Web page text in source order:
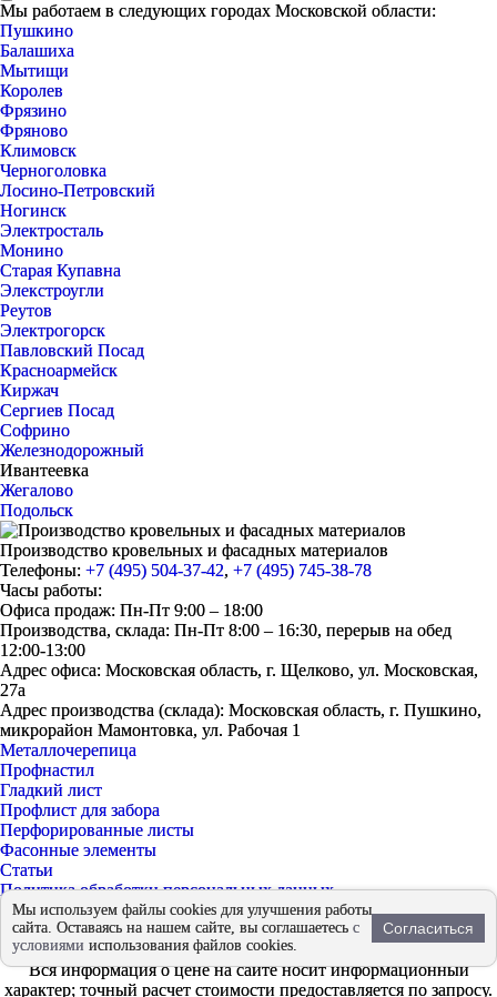
Мы работаем в следующих городах Московской области:
Пушкино
Балашиха
Мытищи
Королев
Фрязино
Фряново
Климовск
Черноголовка
Лосино-Петровский
Ногинск
Электросталь
Монино
Старая Купавна
Элекстроугли
Реутов
Электрогорск
Павловский Посад
Красноармейск
Киржач
Сергиев Посад
Софрино
Железнодорожный
Ивантеевка
Жегалово
Подольск
Производство кровельных и фасадных материалов
Телефоны: +7 (495) 504-37-42, +7 (495) 745-38-78
Часы работы:
Офиса продаж: Пн-Пт 9:00 – 18:00
Производства, склада: Пн-Пт 8:00 – 16:30, перерыв на обед
12:00-13:00
Адрес офиса: Московская область, г. Щелково, ул. Московская,
27а
Адрес производства (склада): Московская область, г. Пушкино,
микрорайон Мамонтовка, ул. Рабочая 1
Металлочерепица
Профнастил
Гладкий лист
Профлист для забора
Перфорированные листы
Фасонные элементы
Статьи
Политика обработки персональных данных
Согласие на обработку персональных данных
© 2026 - «ЕвроМет»
Продвижение Fireseo
Вся информация о цене на сайте носит информационный
характер; точный расчет стоимости предоставляется по запросу.
Мы используем файлы cookies для улучшения работы
сайта. Оставаясь на нашем сайте, вы соглашаетесь с
условиями использования файлов cookies.
Согласиться